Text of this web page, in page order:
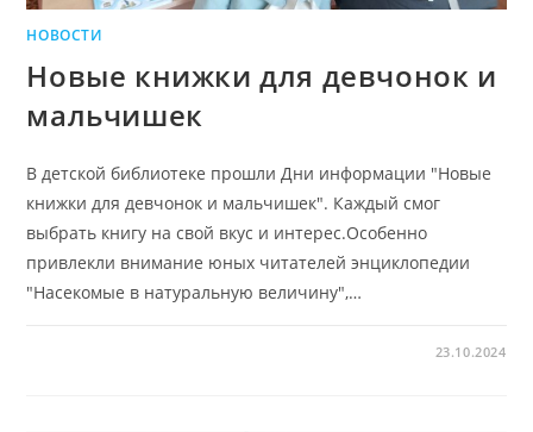
НОВОСТИ
Новые книжки для девчонок и
мальчишек
В детской библиотеке прошли Дни информации "Новые
книжки для девчонок и мальчишек". Каждый смог
выбрать книгу на свой вкус и интерес.Особенно
привлекли внимание юных читателей энциклопедии
"Насекомые в натуральную величину",…
23.10.2024